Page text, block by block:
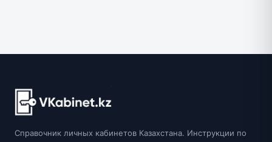
Справочник личных кабинетов Казахстана. Инструкции по